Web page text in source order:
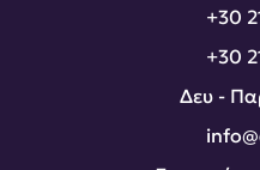
Δευ -
+30
+30